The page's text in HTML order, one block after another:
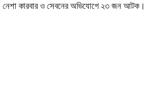
নেশা কারবার ও সেবনের অভিযোগে ২৩ জন আটক।